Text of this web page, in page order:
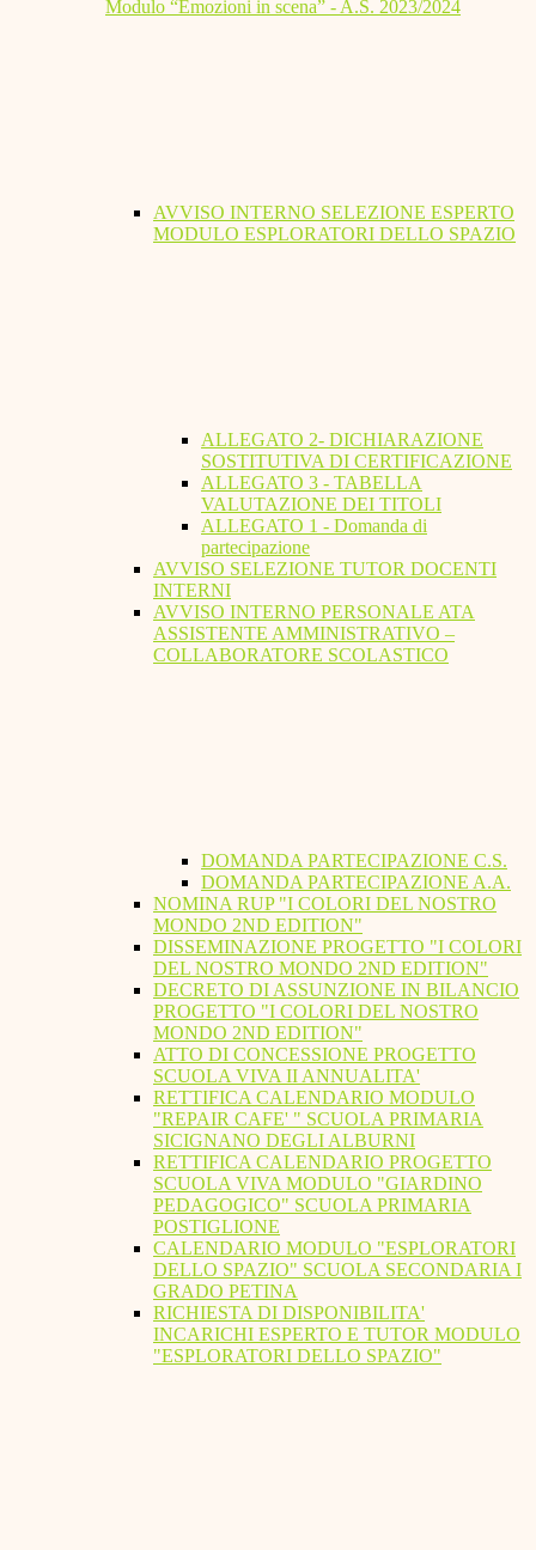
Modulo “Emozioni in scena” - A.S. 2023/2024
AVVISO INTERNO SELEZIONE ESPERTO
MODULO ESPLORATORI DELLO SPAZIO
ALLEGATO 2- DICHIARAZIONE
SOSTITUTIVA DI CERTIFICAZIONE
ALLEGATO 3 - TABELLA
VALUTAZIONE DEI TITOLI
ALLEGATO 1 - Domanda di
partecipazione
AVVISO SELEZIONE TUTOR DOCENTI
INTERNI
AVVISO INTERNO PERSONALE ATA
ASSISTENTE AMMINISTRATIVO –
COLLABORATORE SCOLASTICO
DOMANDA PARTECIPAZIONE C.S.
DOMANDA PARTECIPAZIONE A.A.
NOMINA RUP "I COLORI DEL NOSTRO
MONDO 2ND EDITION"
DISSEMINAZIONE PROGETTO "I COLORI
DEL NOSTRO MONDO 2ND EDITION"
DECRETO DI ASSUNZIONE IN BILANCIO
PROGETTO "I COLORI DEL NOSTRO
MONDO 2ND EDITION"
ATTO DI CONCESSIONE PROGETTO
SCUOLA VIVA II ANNUALITA'
RETTIFICA CALENDARIO MODULO
"REPAIR CAFE' " SCUOLA PRIMARIA
SICIGNANO DEGLI ALBURNI
RETTIFICA CALENDARIO PROGETTO
SCUOLA VIVA MODULO "GIARDINO
PEDAGOGICO" SCUOLA PRIMARIA
POSTIGLIONE
CALENDARIO MODULO "ESPLORATORI
DELLO SPAZIO" SCUOLA SECONDARIA I
GRADO PETINA
RICHIESTA DI DISPONIBILITA'
INCARICHI ESPERTO E TUTOR MODULO
"ESPLORATORI DELLO SPAZIO"